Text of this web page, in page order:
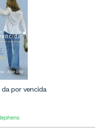
da por vencida